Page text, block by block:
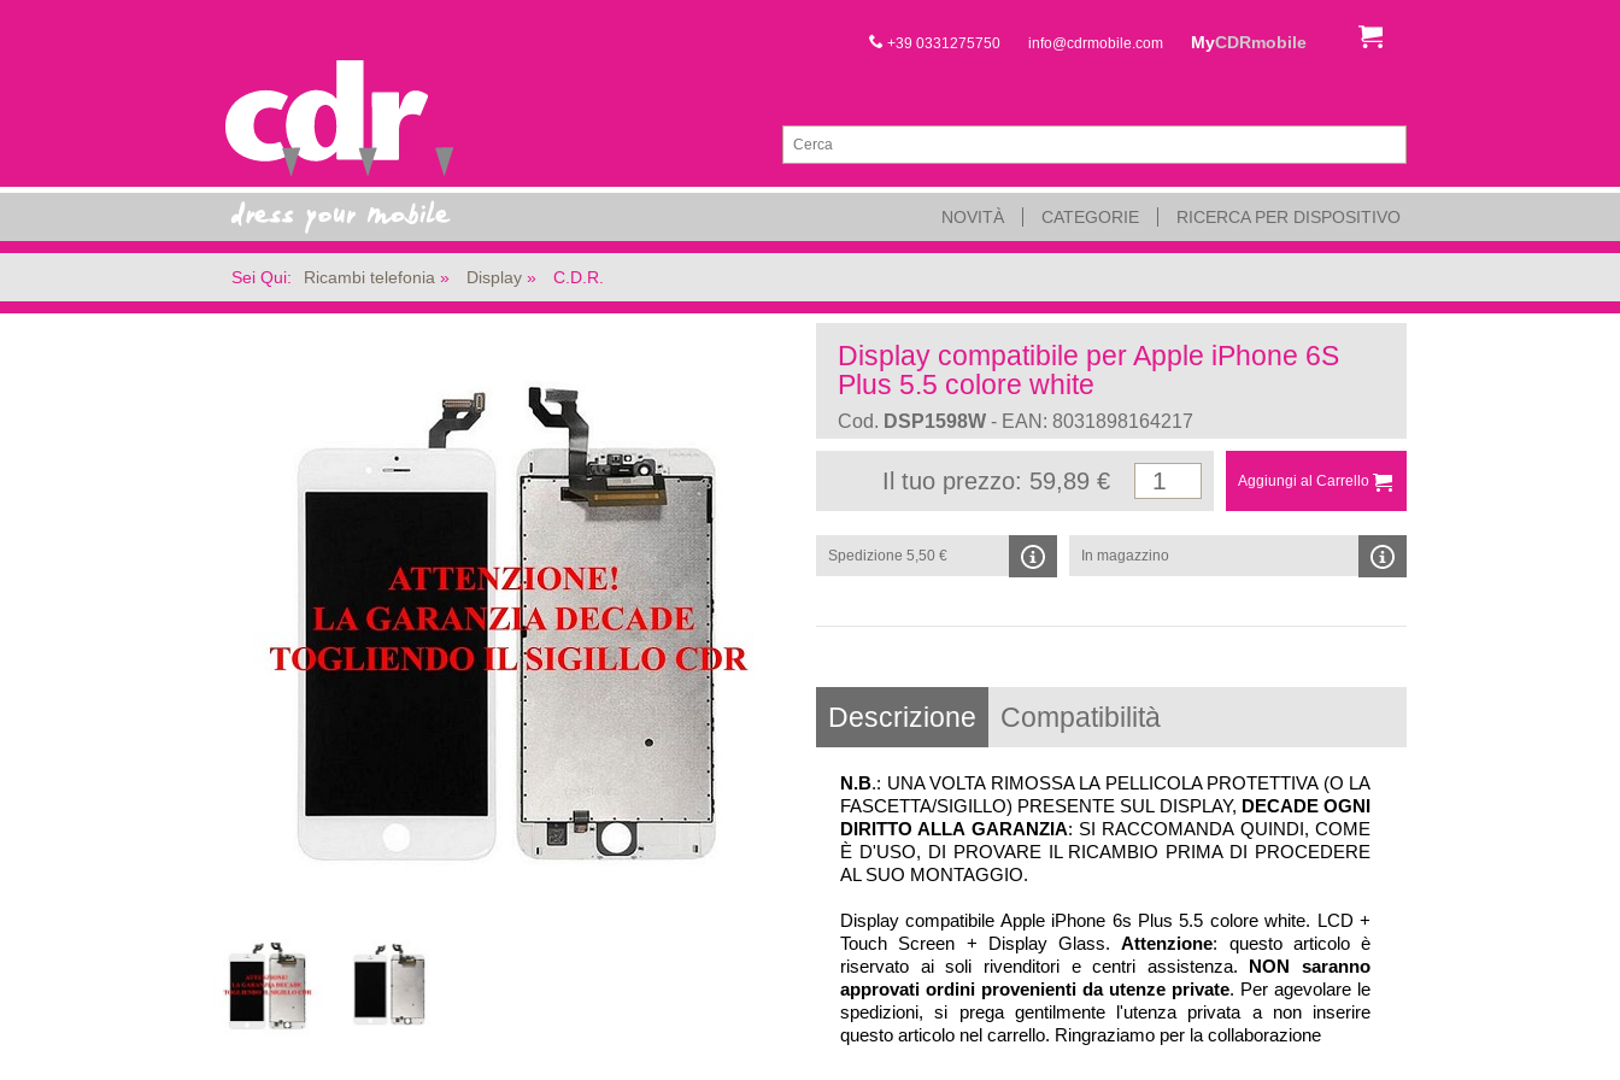
+39 0331275750 info@cdrmobile.com MyCDRmobile
NOVITÀ CATEGORIE RICERCA PER DISPOSITIVO
Sei Qui: Ricambi telefonia Display C.D.R.
Display compatibile per Apple iPhone 6S
Plus 5.5 colore white
Cod. DSP1598W - EAN: 8031898164217
Il tuo prezzo: 59,89 € Aggiungi al Carrello
Spedizione 5,50 € In magazzino
Descrizione Compatibilità
N.B.: UNA VOLTA RIMOSSA LA PELLICOLA PROTETTIVA (O LA
FASCETTA/SIGILLO) PRESENTE SUL DISPLAY, DECADE OGNI
DIRITTO ALLA GARANZIA: SI RACCOMANDA QUINDI, COME
È D'USO, DI PROVARE IL RICAMBIO PRIMA DI PROCEDERE
AL SUO MONTAGGIO.
Display compatibile Apple iPhone 6s Plus 5.5 colore white. LCD +
Touch Screen + Display Glass.Attenzione: questo articolo è
riservato ai soli rivenditori e centri assistenza. NON saranno
approvati ordini provenienti da utenze private. Per agevolare le
spedizioni, si prega gentilmente l'utenza privata a non inserire
questo articolo nel carrello. Ringraziamo per la collaborazione